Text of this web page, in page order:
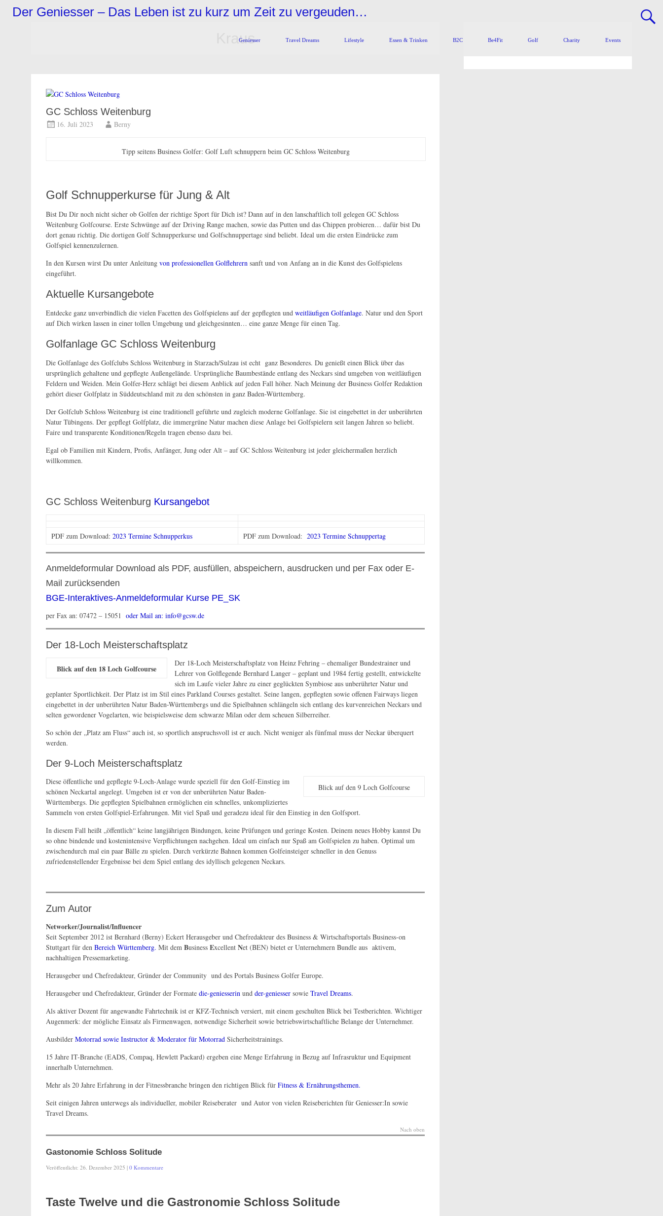
InhaltDer Geniesser – Das Leben ist zu kurz um Zeit zu vergeuden…
Geniesser Travel Dreams Lifestyle Essen & Trinken B2C Be4Fit Golf Charity Events
Kraus
GC Schloss Weitenburg
16. Juli 2023 Berny
Tipp seitens Business Golfer: Golf Luft schnuppern beim GC Schloss Weitenburg
Golf Schnupperkurse für Jung & Alt
Bist Du Dir noch nicht sicher ob Golfen der richtige Sport für Dich ist? Dann auf in den lanschaftlich toll gelegen GC Schloss
Weitenburg Golfcourse. Erste Schwünge auf der Driving Range machen, sowie das Putten und das Chippen probieren… dafür bist Du
dort genau richtig. Die dortigen Golf Schnupperkurse und Golfschnuppertage sind beliebt. Ideal um die ersten Eindrücke zum
Golfspiel kennenzulernen.
In den Kursen wirst Du unter Anleitung von professionellen Golflehrern sanft und von Anfang an in die Kunst des Golfspielens
eingeführt.
Aktuelle Kursangebote
Entdecke ganz unverbindlich die vielen Facetten des Golfspielens auf der gepflegten und weitläufigen Golfanlage. Natur und den Sport
auf Dich wirken lassen in einer tollen Umgebung und gleichgesinnten… eine ganze Menge für einen Tag.
​Golfanlage GC Schloss Weitenburg
Die Golfanlage des Golfclubs Schloss Weitenburg in Starzach/Sulzau ist echt ganz Besonderes. Du genießt einen Blick über das
ursprünglich gehaltene und gepflegte Außengelände. Ursprüngliche Baumbestände entlang des Neckars sind umgeben von weitläufigen
Feldern und Weiden. Mein Golfer-Herz schlägt bei diesem Anblick auf jeden Fall höher. Nach Meinung der Business Golfer Redaktion
gehört dieser Golfplatz in Süddeutschland mit zu den schönsten in ganz Baden-Württemberg.
Der Golfclub Schloss Weitenburg ist eine traditionell geführte und zugleich moderne Golfanlage. Sie ist eingebettet in der unberührten
Natur Tübingens. Der gepflegt Golfplatz, die immergrüne Natur machen diese Anlage bei Golfspielern seit langen Jahren so beliebt.
Faire und transparente Konditionen/Regeln tragen ebenso dazu bei.
Egal ob Familien mit Kindern, Profis, Anfänger, Jung oder Alt – auf GC Schloss Weitenburg ist jeder gleichermaßen herzlich
willkommen.
GC Schloss Weitenburg Kursangebot
PDF zum Download: 2023 Termine Schnupperkus PDF zum Download: 2023 Termine Schnuppertag
Anmeldeformular Download als PDF, ausfüllen, abspeichern, ausdrucken und per Fax oder E-
Mail zurücksenden
BGE-Interaktives-Anmeldeformular Kurse PE_SK
per Fax an: 07472 – 15051 oder Mail an: info@gcsw.de
Der 18-Loch Meisterschaftsplatz
Blick auf den 18 Loch Golfcourse
Der 18-Loch Meisterschaftsplatz von Heinz Fehring – ehemaliger Bundestrainer und
Lehrer von Golflegende Bernhard Langer – geplant und 1984 fertig gestellt, entwickelte
sich im Laufe vieler Jahre zu einer geglückten Symbiose aus unberührter Natur und
geplanter Sportlichkeit. Der Platz ist im Stil eines Parkland Courses gestaltet. Seine langen, gepflegten sowie offenen Fairways liegen
eingebettet in der unberührten Natur Baden-Württembergs und die Spielbahnen schlängeln sich entlang des kurvenreichen Neckars und
selten gewordener Vogelarten, wie beispielsweise dem schwarze Milan oder dem scheuen Silberreiher.
So schön der „Platz am Fluss“ auch ist, so sportlich anspruchsvoll ist er auch. Nicht weniger als fünfmal muss der Neckar überquert
werden.
Der 9-Loch Meisterschaftsplatz
Blick auf den 9 Loch Golfcourse
Diese öffentliche und gepflegte 9-Loch-Anlage wurde speziell für den Golf-Einstieg im
schönen Neckartal angelegt. Umgeben ist er von der unberührten Natur Baden-
Württembergs. Die gepflegten Spielbahnen ermöglichen ein schnelles, unkompliziertes
Sammeln von ersten Golfspiel-Erfahrungen. Mit viel Spaß und geradezu ideal für den Einstieg in den Golfsport.
In diesem Fall heißt „öffentlich“ keine langjährigen Bindungen, keine Prüfungen und geringe Kosten. Deinem neues Hobby kannst Du
so ohne bindende und kostenintensive Verpflichtungen nachgehen. Ideal um einfach nur Spaß am Golfspielen zu haben. Optimal um
zwischendurch mal ein paar Bälle zu spielen. Durch verkürzte Bahnen kommen Golfeinsteiger schneller in den Genuss
zufriedenstellender Ergebnisse bei dem Spiel entlang des idyllisch gelegenen Neckars.
Zum Autor
Networker/Journalist/Influencer
Seit September 2012 ist Bernhard (Berny) Eckert Herausgeber und Chefredakteur des Business & Wirtschaftsportals Business-on
Stuttgart für den Bereich Württemberg. Mit dem Business Excellent Net (BEN) bietet er Unternehmern Bundle aus aktivem,
nachhaltigen Pressemarketing.
Herausgeber und Chefredakteur, Gründer der Community und des Portals Business Golfer Europe.
Herausgeber und Chefredakteur, Gründer der Formate die-geniesserin und der-geniesser sowie Travel Dreams.
Als aktiver Dozent für angewandte Fahrtechnik ist er KFZ-Technisch versiert, mit einem geschulten Blick bei Testberichten. Wichtiger
Augenmerk: der mögliche Einsatz als Firmenwagen, notwendige Sicherheit sowie betriebswirtschaftliche Belange der Unternehmer.
Ausbilder Motorrad sowie Instructor & Moderator für Motorrad Sicherheitstrainings.
15 Jahre IT-Branche (EADS, Compaq, Hewlett Packard) ergeben eine Menge Erfahrung in Bezug auf Infrasruktur und Equipment
innerhalb Unternehmen.
Mehr als 20 Jahre Erfahrung in der Fitnessbranche bringen den richtigen Blick für Fitness & Ernährungsthemen.
Seit einigen Jahren unterwegs als individueller, mobiler Reiseberater und Autor von vielen Reiseberichten für Geniesser:In sowie
Travel Dreams.
Nach oben
Gastonomie Schloss Solitude
Veröffentlicht: 26. Dezember 2025 | 0 Kommentare
Taste Twelve und die Gastronomie Schloss Solitude